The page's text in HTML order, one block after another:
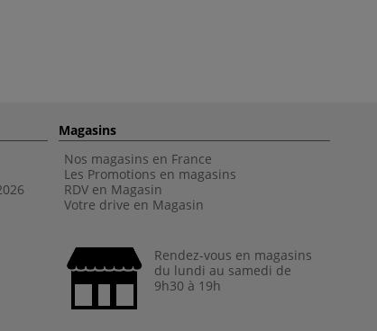
6
Magasins
Nos magasins en France
Les Promotions en magasins
RDV en Magasin
Votre drive en Magasin
Rendez-vous en magasins
du lundi au samedi de
9h30 à 19h